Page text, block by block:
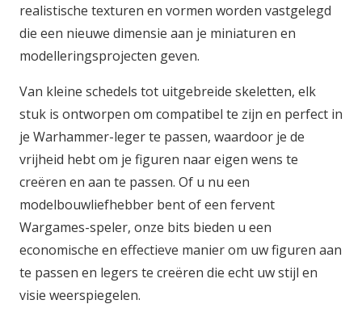
realistische texturen en vormen worden vastgelegd
die een nieuwe dimensie aan je miniaturen en
modelleringsprojecten geven.
Van kleine schedels tot uitgebreide skeletten, elk
stuk is ontworpen om compatibel te zijn en perfect in
je Warhammer-leger te passen, waardoor je de
vrijheid hebt om je figuren naar eigen wens te
creëren en aan te passen. Of u nu een
modelbouwliefhebber bent of een fervent
Wargames-speler, onze bits bieden u een
economische en effectieve manier om uw figuren aan
te passen en legers te creëren die echt uw stijl en
visie weerspiegelen.